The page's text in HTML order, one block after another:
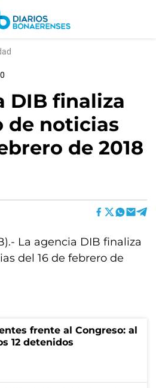
DIB finaliza
de noticias
de 2018
La agencia DIB finaliza
del 16 de febrero de
frente al Congreso: al
12 detenidos